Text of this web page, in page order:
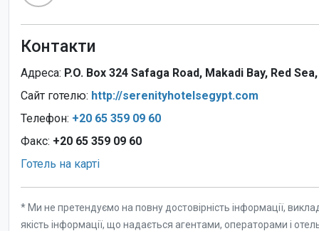
Контакти
Адреса: P.O. Box 324 Safaga Road, Makadi Bay, Red
Сайт готелю: http://serenityhotelsegypt.com
Телефон: +20 65 359 09 60
Факс: +20 65 359 09 60
Готель на карті
* Ми не претендуємо на повну достовірність інформації,
якість інформації, що надається агентами, операторами і